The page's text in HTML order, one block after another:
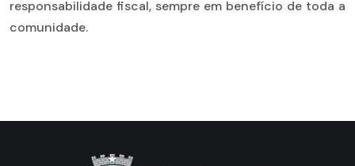
responsabilidade fiscal, sempre em benefício de toda a
comunidade.